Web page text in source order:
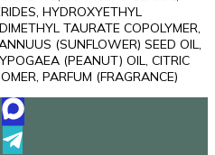
HYDROXYETHYL
TAURATE COPOLYMER,
(SUNFLOWER) SEED OIL,
(PEANUT) OIL, CITRIC
PARFUM (FRAGRANCE)